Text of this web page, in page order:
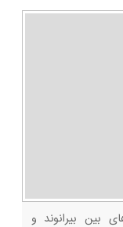
بین بیرانوند و